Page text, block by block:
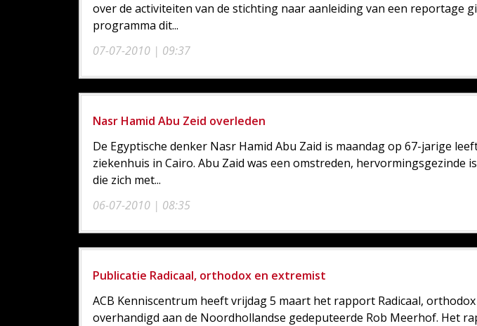
07-07-2010 | 09:37
over de activiteiten van de stichting naar aanleiding van een reportage
programma dit...
Nasr Hamid Abu Zeid overleden
06-07-2010 | 08:35
De Egyptische denker Nasr Hamid Abu Zaid is maandag op 67-jarige
ziekenhuis in Cairo. Abu Zaid was een omstreden, hervormingsgezinde
die zich met...
Publicatie Radicaal, orthodox en extremist
ACB Kenniscentrum heeft vrijdag 5 maart het rapport Radicaal,
overhandigd aan de Noordhollandse gedeputeerde Rob Meerhof. Het